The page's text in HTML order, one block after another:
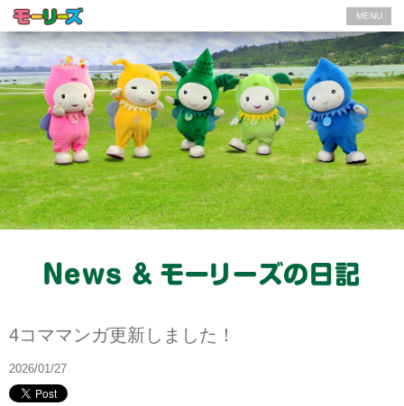
MENU
4コママンガ更新しました！
2026/01/27